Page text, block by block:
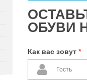
ОБУВИ
Как вас зовут *